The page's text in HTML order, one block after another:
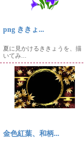
png ききょ...
夏に見かけるききょうを、描
いてみ...
金色紅葉、和柄...